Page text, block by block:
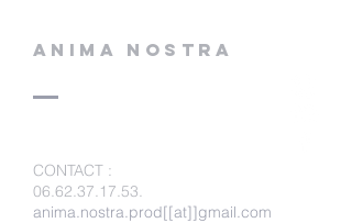
ANIMA NOSTRA
CONTACT :
06.62.37.17.53.
anima.nostra.prod[[at]]gmail.com